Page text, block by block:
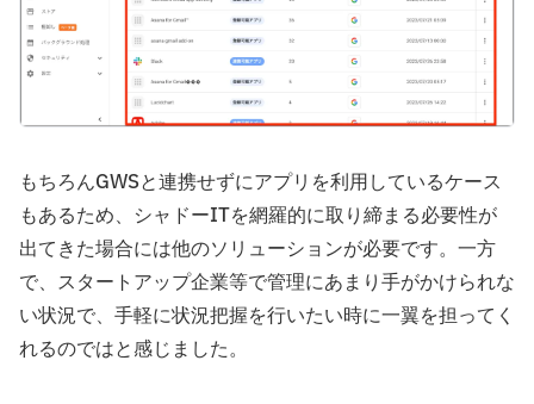
もちろんGWSと連携せずにアプリを利用しているケース
もあるため、シャドーITを網羅的に取り締まる必要性が
出てきた場合には他のソリューションが必要です。一方
で、スタートアップ企業等で管理にあまり手がかけられな
い状況で、手軽に状況把握を行いたい時に一翼を担ってく
れるのではと感じました。